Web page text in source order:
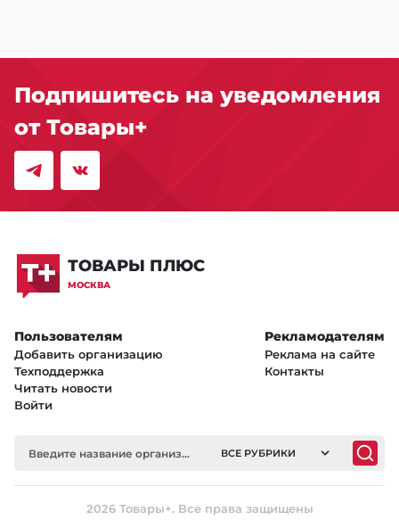
Подпишитесь на уведомления
от Товары+
ТОВАРЫ ПЛЮС
МОСКВА
Пользователям
Добавить организацию
Техподдержка
Читать новости
Войти
Рекламодателям
Реклама на сайте
Контакты
ВСЕ РУБРИКИ
2026 Товары+. Все права защищены